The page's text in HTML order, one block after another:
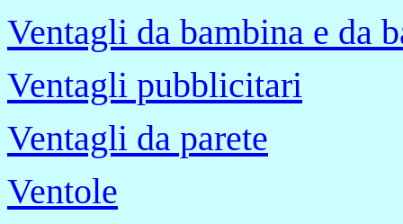
Ventagli da bambina e da
Ventagli pubblicitari
Ventagli da parete
Ventole